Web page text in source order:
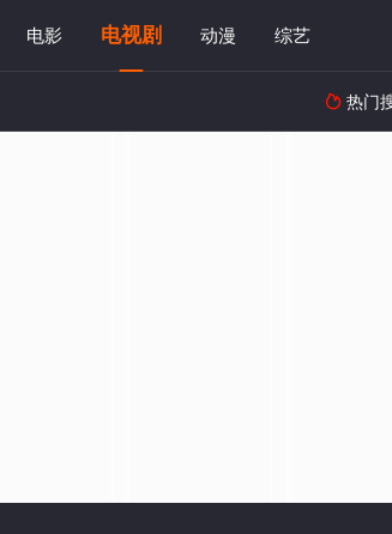
电影 电视剧 动漫 综艺
 热门